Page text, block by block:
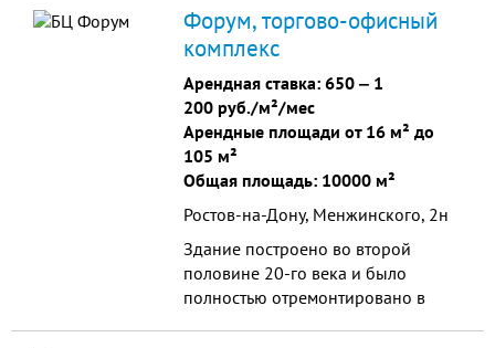
коммуникации. В здании имеется
магазин «Магнит», мини-отель,
сауна, много арендаторов.
Хорошая
проходимость.Поблизости школы,
спортивные учреждения, много
жилых домов, выходы к дорогам.
Форум, торгово-офисный
комплекс
Арендная ставка: 650 ‒ 1
200 руб./м²/мес
Арендные площади от 16 м² до
105 м²
Общая площадь: 10000 м²
Ростов-на-Дону, Менжинского, 2н
Здание построено во второй
половине 20-го века и было
полностью отремонтировано в